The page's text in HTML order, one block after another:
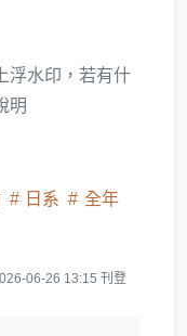
浮水印，若有什
明
日系
全年
06-26 13:15 刊登